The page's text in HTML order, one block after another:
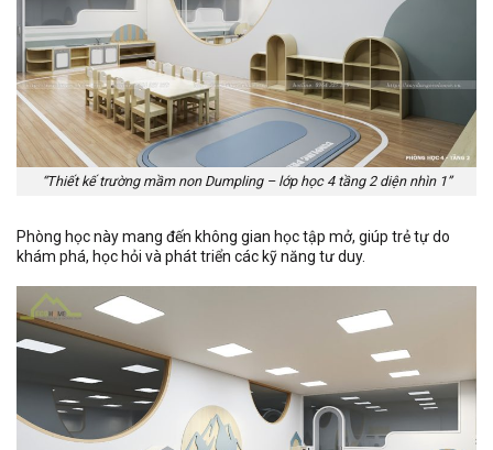
“Thiết kế trường mầm non Dumpling – lớp học 4 tầng 2 diện nhìn 1”
Phòng học này mang đến không gian học tập mở, giúp trẻ tự do
khám phá, học hỏi và phát triển các kỹ năng tư duy.